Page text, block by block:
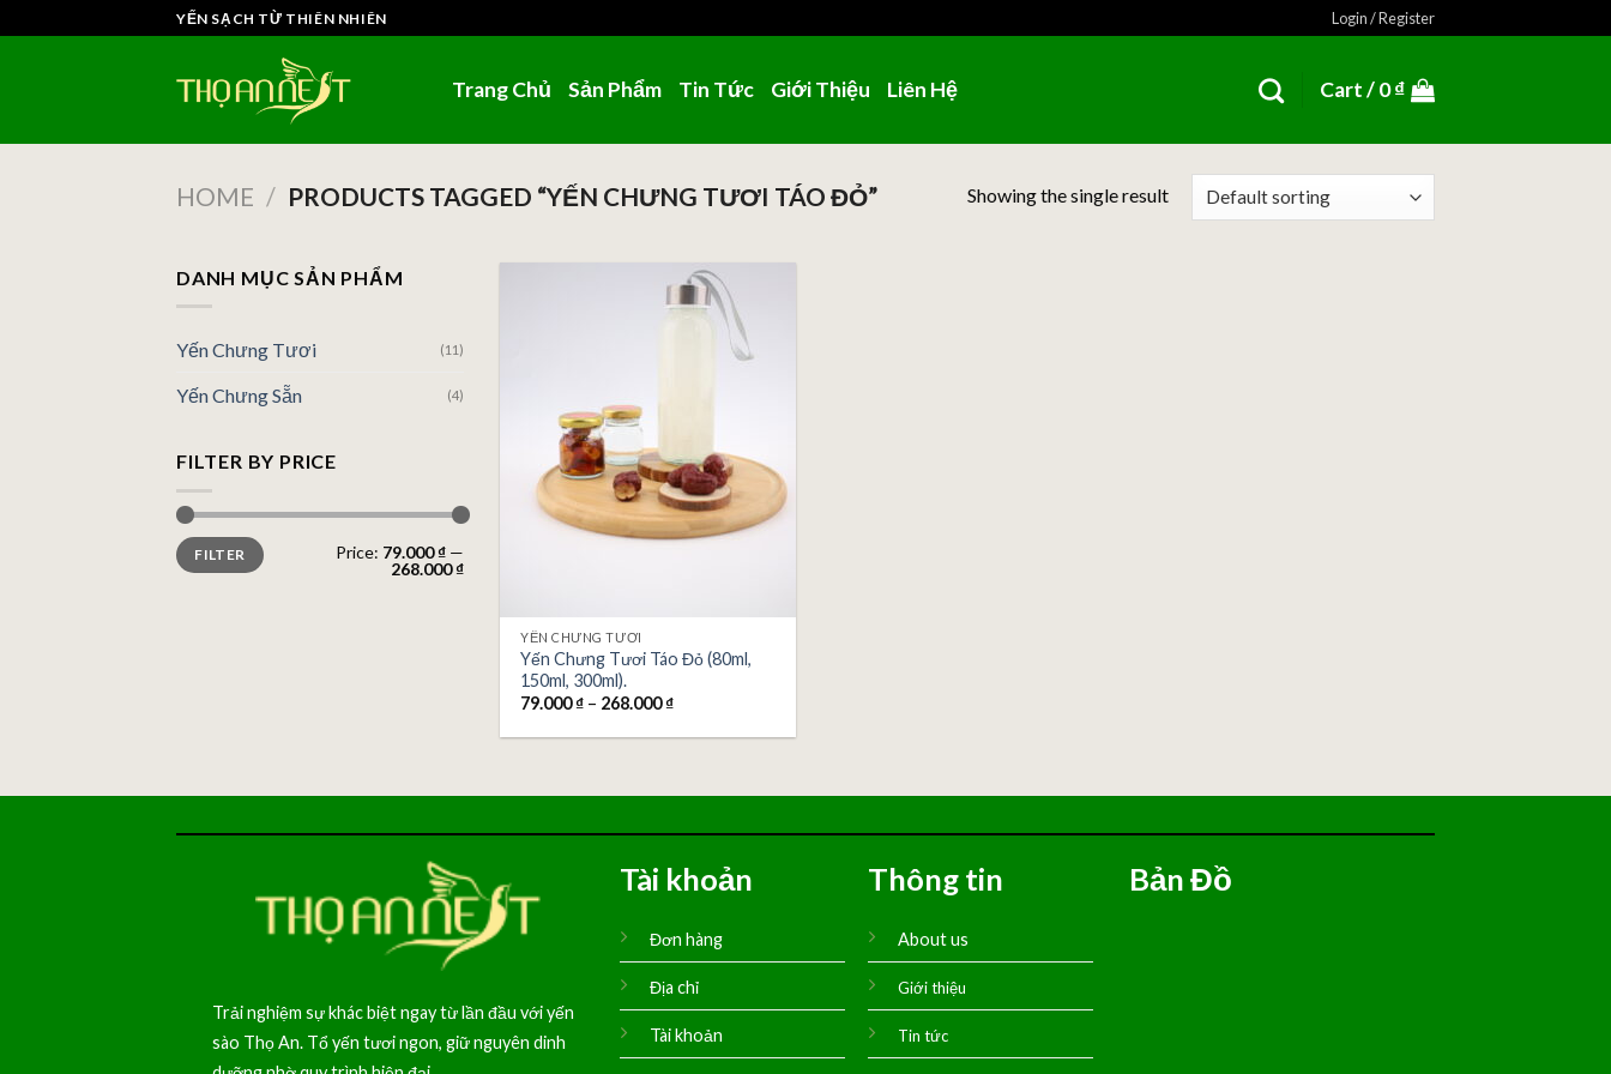
to
YẾN SẠCH TỪ THIÊN NHIÊN Login / Register
Trang Chủ Sản Phẩm Tin Tức Giới Thiệu Liên Hệ Cart /0₫
HOME / PRODUCTS TAGGED “YẾN CHƯNG TƯƠI TÁO ĐỎ” Showing the single result
DANH MỤC SẢN PHẨM
Yến Chưng Tươi (11)
Yến Chưng Sẵn (4)
FILTER BY PRICE
Min
price
Max
priceFILTER Price: 79.000 ₫ —
268.000 ₫
YẾN CHƯNG TƯƠI
Yến Chưng Tươi Táo Đỏ (80ml,
150ml, 300ml).
79.000₫ – 268.000₫
Trải nghiệm sự khác biệt ngay từ lần đầu với yến
sào Thọ An. Tổ yến tươi ngon, giữ nguyên dinh
Tài khoản
Đơn hàng
Địa chỉ
Tài khoản
Thông tin
About us
Giới thiệu
Tin tức
Bản Đồ